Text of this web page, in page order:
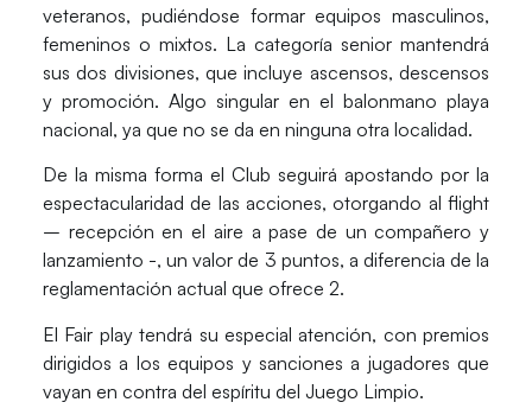
veteranos, pudiéndose formar equipos masculinos,
femeninos o mixtos. La categoría senior mantendrá
sus dos divisiones, que incluye ascensos, descensos
y promoción. Algo singular en el balonmano playa
nacional, ya que no se da en ninguna otra localidad.
De la misma forma el Club seguirá apostando por la
espectacularidad de las acciones, otorgando al flight
– recepción en el aire a pase de un compañero y
lanzamiento -, un valor de 3 puntos, a diferencia de la
reglamentación actual que ofrece 2.
El Fair play tendrá su especial atención, con premios
dirigidos a los equipos y sanciones a jugadores que
vayan en contra del espíritu del Juego Limpio.